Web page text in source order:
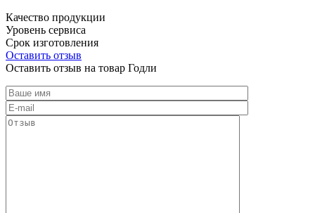
Качество продукции
Уровень сервиса
Срок изготовления
Оставить отзыв
Оставить отзыв на товар Годли